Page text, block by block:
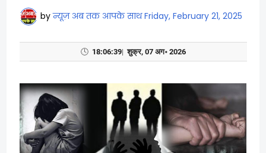
by न्यूज़ अब तक आपके साथ Friday, February 21, 2025
🕓 18:06:40| शुक्र, 07 अग॰ 2026